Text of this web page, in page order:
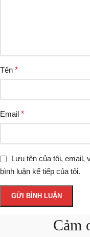
Tên *
Email *
Lưu tên của tôi, email,
bình luận kế tiếp của tôi.
Cảm